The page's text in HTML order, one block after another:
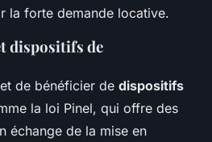
la forte demande locative.
dispositifs de
de bénéficier de dispositifs
la loi Pinel, qui offre des
échange de la mise en